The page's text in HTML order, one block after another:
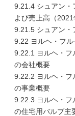
9.21.4 シュアン・
よび売上高（2021
9.21.5 シュアン・
9.22 ヨルヘ・フ
9.22.1 ヨルヘ・フ
の会社概要
9.22.2 ヨルヘ・フ
の事業概要
9.22.3 ヨルヘ・フ
の住宅用バルブ主